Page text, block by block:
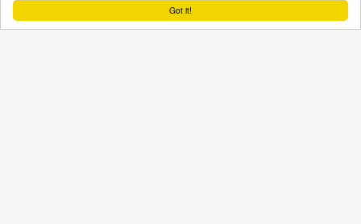
Got it!
Galops - Equitation
Plus d'infos